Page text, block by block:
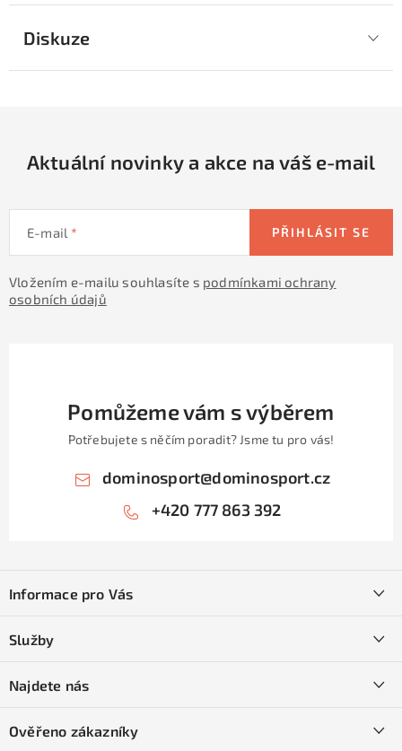
Diskuze
Aktuální novinky a akce na váš e-mail
E-mail
Vložením e-mailu souhlasíte s podmínkami ochrany
osobních údajů
PŘIHLÁSIT SE
Pomůžeme vám s výběrem
Potřebujete s něčím poradit? Jsme tu pro vás!
dominosport@dominosport.cz
+420 777 863 392
pInformace pro Vás
Obchodní podmínky
Podmínky GDPR
Služby
Naše prodejna
Najdete nás
Ověřeno zákazníky